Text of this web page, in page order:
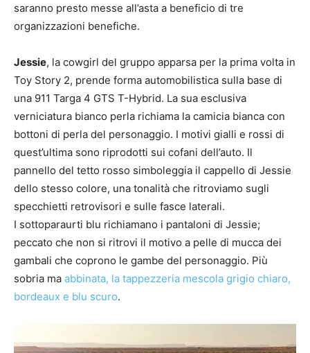
saranno presto messe all’asta a beneficio di tre
organizzazioni benefiche.
Jessie, la cowgirl del gruppo apparsa per la prima volta in
Toy Story 2, prende forma automobilistica sulla base di
una 911 Targa 4 GTS T-Hybrid. La sua esclusiva
verniciatura bianco perla richiama la camicia bianca con
bottoni di perla del personaggio. I motivi gialli e rossi di
quest’ultima sono riprodotti sui cofani dell’auto. Il
pannello del tetto rosso simboleggia il cappello di Jessie
dello stesso colore, una tonalità che ritroviamo sugli
specchietti retrovisori e sulle fasce laterali.
I sottoparaurti blu richiamano i pantaloni di Jessie;
peccato che non si ritrovi il motivo a pelle di mucca dei
gambali che coprono le gambe del personaggio. Più
sobria ma abbinata, la tappezzeria mescola grigio chiaro,
bordeaux e blu scuro.